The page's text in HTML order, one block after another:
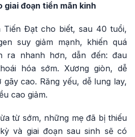
giai đoạn tiền mãn kinh
Tiến Đạt cho biết, sau 40 tuổi,
suy giảm mạnh, khiến quá
ra nhanh hơn, dẫn đến: đau
hóa sớm. Xương giòn, dễ
cao. Răng yếu, dễ lung lay,
cao giảm.
từ sớm, những mẹ đã bị thiếu
và giai đoạn sau sinh sẽ có